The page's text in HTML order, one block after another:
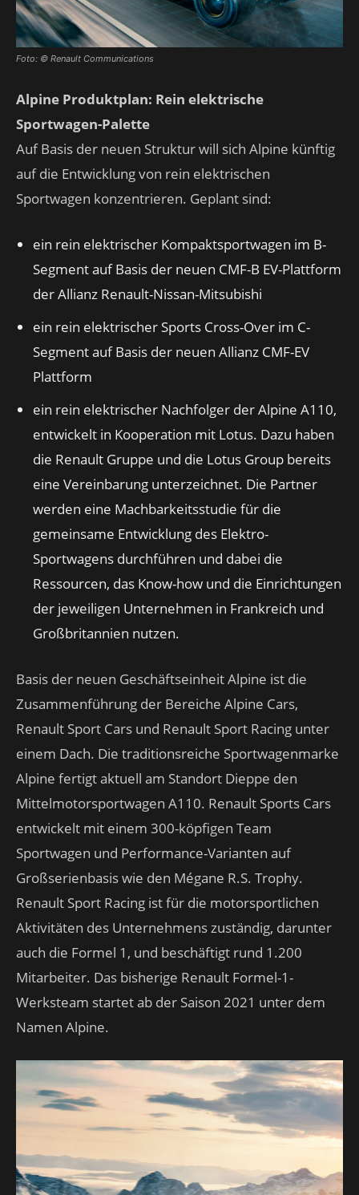
Foto: © Renault Communications
Alpine Produktplan: Rein elektrische
Sportwagen-Palette
Auf Basis der neuen Struktur will sich Alpine künftig
auf die Entwicklung von rein elektrischen
Sportwagen konzentrieren. Geplant sind:
ein rein elektrischer Kompaktsportwagen im B-
Segment auf Basis der neuen CMF-B EV-Plattform
der Allianz Renault-Nissan-Mitsubishi
ein rein elektrischer Sports Cross-Over im C-
Segment auf Basis der neuen Allianz CMF-EV
Plattform
ein rein elektrischer Nachfolger der Alpine A110,
entwickelt in Kooperation mit Lotus. Dazu haben
die Renault Gruppe und die Lotus Group bereits
eine Vereinbarung unterzeichnet. Die Partner
werden eine Machbarkeitsstudie für die
gemeinsame Entwicklung des Elektro-
Sportwagens durchführen und dabei die
Ressourcen, das Know-how und die Einrichtungen
der jeweiligen Unternehmen in Frankreich und
Großbritannien nutzen.
Basis der neuen Geschäftseinheit Alpine ist die
Zusammenführung der Bereiche Alpine Cars,
Renault Sport Cars und Renault Sport Racing unter
einem Dach. Die traditionsreiche Sportwagenmarke
Alpine fertigt aktuell am Standort Dieppe den
Mittelmotorsportwagen A110. Renault Sports Cars
entwickelt mit einem 300-köpfigen Team
Sportwagen und Performance-Varianten auf
Großserienbasis wie den Mégane R.S. Trophy.
Renault Sport Racing ist für die motorsportlichen
Aktivitäten des Unternehmens zuständig, darunter
auch die Formel 1, und beschäftigt rund 1.200
Mitarbeiter. Das bisherige Renault Formel-1-
Werksteam startet ab der Saison 2021 unter dem
Namen Alpine.